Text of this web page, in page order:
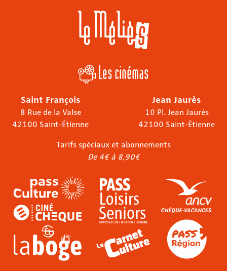
Les cinémas
Saint François
8 Rue de la Valse
42100 Saint-Étienne
Jean Jaurès
10 Pl. Jean Jaurès
42100 Saint-Étienne
Tarifs spéciaux et abonnements
De 4€ à 8,90€